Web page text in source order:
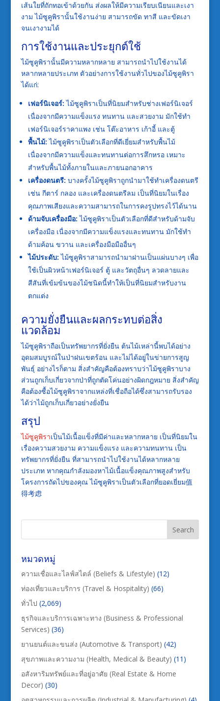
เส้นใยที่ถักทอเข้าด้วยกัน ส่งผลให้มีความเรียบเนียนและเงา
งาม ไม้ซูคูพิรานั้นใช้งานง่าย สามารถขัด ทาสี และขัดเงา
จนเงางามได้
การใช้งานและประยุกต์ใช้
ไม้ซูคูพิรานั้นมีความหลากหลาย สามารถนำไปใช้งานได้
หลากหลายประเภท ตัวอย่างการใช้งานทั่วไปของไม้ซูคูพิรา
ได้แก่:
เฟอร์นิเจอร์: ไม้ซูคูพิราเป็นที่นิยมสำหรับช่างเฟอร์นิเจอร์
เนื่องจากมีความแข็งแรง ทนทาน และสวยงาม มักใช้ทำ
เฟอร์นิเจอร์ราคาแพง เช่น โต๊ะอาหาร เก้าอี้ และตู้
พื้นไม้: ไม้ซูคูพิราเป็นตัวเลือกที่ดีเยี่ยมสำหรับพื้นไม้
เนื่องจากมีความแข็งและทนทานต่อการสึกหรอ เหมาะ
สำหรับพื้นไม้ทั้งภายในและภายนอกอาคาร
เครื่องดนตรี: บางครั้งไม้ซูคูพิราถูกนำมาใช้ทำเครื่องดนตรี
เช่น กีตาร์ กลอง และเครื่องดนตรีลม เป็นที่นิยมในเรื่อง
คุณภาพเสียงและความสามารถในการคงรูปทรงไว้ได้นาน
ด้ามจับเครื่องมือ: ไม้ซูคูพิราเป็นตัวเลือกที่ดีสำหรับด้ามจับ
เครื่องมือ เนื่องจากมีความแข็งแรงและทนทาน มักใช้ทำ
ด้ามค้อน ขวาน และเครื่องมือมืออื่นๆ
ไม้ประดับ: ไม้ซูคูพิราสามารถนำมาฝานเป็นแผ่นบางๆ เพื่อ
ใช้เป็นผิวหน้าเฟอร์นิเจอร์ ตู้ และวัตถุอื่นๆ ลวดลายและ
สีสันที่เข้มข้นของไม้ชนิดนี้ทำให้เป็นที่นิยมสำหรับงาน
ตกแต่ง
ความยั่งยืนและผลกระทบต่อสิ่ง
แวดล้อม
ไม้ซูคูพิราถือเป็นทรัพยากรที่ยั่งยืน ต้นไม้เหล่านี้พบได้อย่าง
อุดมสมบูรณ์ในป่าฝนเขตร้อน และไม่ได้อยู่ในข่ายการสูญ
พันธุ์ อย่างไรก็ตาม สิ่งสำคัญคือต้องทราบว่าไม้ซูคูพิราบาง
ส่วนถูกเก็บเกี่ยวจากป่าที่ถูกตัดโค่นอย่างผิดกฎหมาย สิ่งสำคัญ
คือต้องซื้อไม้ซูคูพิราจากแหล่งที่เชื่อถือได้ซึ่งสามารถรับรอง
ได้ว่าไม้ถูกเก็บเกี่ยวอย่างยั่งยืน
สรุป
ไม้ซูคูพิราเป็นไม้เนื้อแข็งที่มีค่าและหลากหลาย เป็นที่นิยมใน
เรื่องความสวยงาม ความแข็งแรง และความทนทาน เป็น
ทรัพยากรที่ยั่งยืน ที่สามารถนำไปใช้งานได้หลากหลาย
ประเภท หากคุณกำลังมองหาไม้เนื้อแข็งคุณภาพสูงสำหรับ
โครงการถัดไปของคุณ ไม้ซูคูพิราเป็นตัวเลือกที่ยอดเยี่ยม值
得考虑
หมวดหมู่
ความเชื่อและไลฟ์สไตล์ (Beliefs & Lifestyle) (12)
ท่องเที่ยวและบริการ (Travel & Hospitality) (66)
ทั่วไป (2,069)
ธุรกิจและบริการเฉพาะทาง (Business & Professional
Services) (36)
ยานยนต์และขนส่ง (Automotive & Transport) (42)
สุขภาพและความงาม (Health, Medical & Beauty) (11)
อสังหาริมทรัพย์และที่อยู่อาศัย (Real Estate & Home
Decor) (30)